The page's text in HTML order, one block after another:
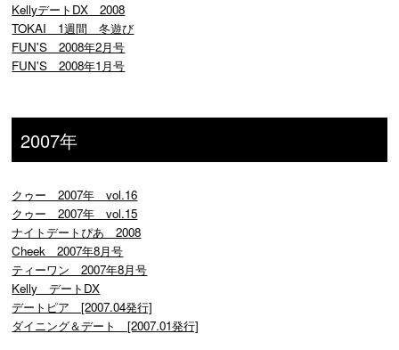
KellyデートDX 2008
TOKAI 1週間 冬遊び
FUN'S 2008年2月号
FUN'S 2008年1月号
2007年
クゥー 2007年 vol.16
クゥー 2007年 vol.15
ナイトデートぴあ 2008
Cheek 2007年8月号
ティーワン 2007年8月号
Kelly デートDX
デートピア [2007.04発行]
ダイニング＆デート [2007.01発行]